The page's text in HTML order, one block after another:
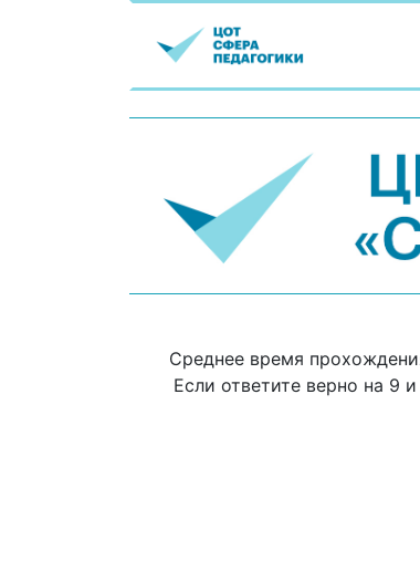
Среднее время
Если ответите верно на 9